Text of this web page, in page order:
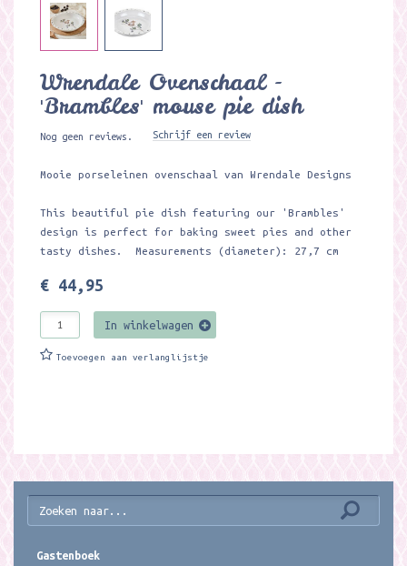
Wrendale Ovenschaal -
'Brambles' mouse pie dish
Nog geen reviews. Schrijf een review
Mooie porseleinen ovenschaal van Wrendale Designs
This beautiful pie dish featuring our 'Brambles'
design is perfect for baking sweet pies and other
tasty dishes. Measurements (diameter): 27,7 cm
€ 44,95
In winkelwagen
Toevoegen aan verlanglijstje
Gastenboek